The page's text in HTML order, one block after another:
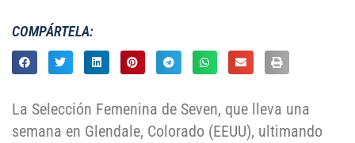
COMPÁRTELA:
La Selección Femenina de Seven, que lleva una
semana en Glendale, Colorado (EEUU), ultimando